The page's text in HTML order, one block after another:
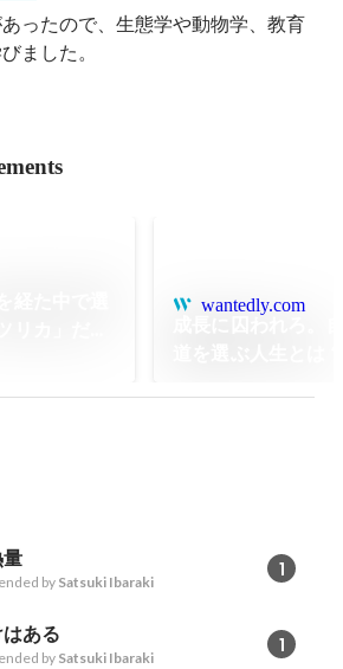
ったので、生態学や動物学、教育
ました。
wantedly.com
1
by Satsuki Ibaraki
ある 1
by Satsuki Ibaraki